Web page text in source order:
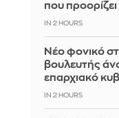
που
IN 2 HOURS
Νέο φονικό
βουλευτής
επαρχιακό
IN 2 HOURS